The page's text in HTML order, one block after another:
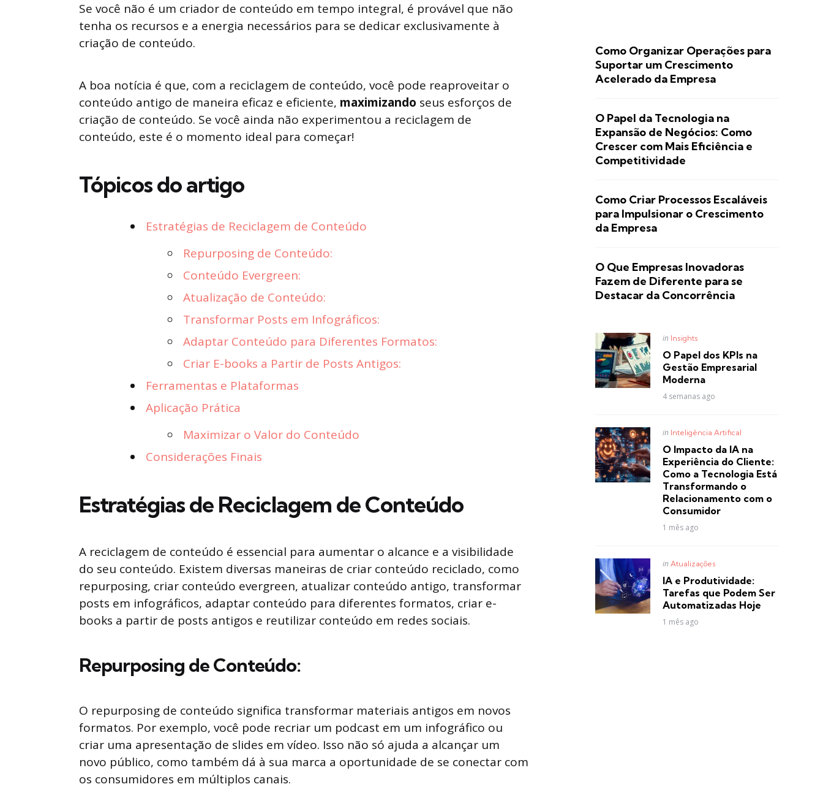
Se você não é um criador de conteúdo em tempo integral, é provável que não
tenha os recursos e a energia necessários para se dedicar exclusivamente à
criação de conteúdo.
A boa notícia é que, com a reciclagem de conteúdo, você pode reaproveitar o
conteúdo antigo de maneira eficaz e eficiente, maximizando seus esforços de
criação de conteúdo. Se você ainda não experimentou a reciclagem de
conteúdo, este é o momento ideal para começar!
Tópicos do artigo
Estratégias de Reciclagem de Conteúdo
Repurposing de Conteúdo:
Conteúdo Evergreen:
Atualização de Conteúdo:
Transformar Posts em Infográficos:
Adaptar Conteúdo para Diferentes Formatos:
Criar E-books a Partir de Posts Antigos:
Ferramentas e Plataformas
Aplicação Prática
Maximizar o Valor do Conteúdo
Considerações Finais
Estratégias de Reciclagem de Conteúdo
A reciclagem de conteúdo é essencial para aumentar o alcance e a visibilidade
do seu conteúdo. Existem diversas maneiras de criar conteúdo reciclado, como
repurposing, criar conteúdo evergreen, atualizar conteúdo antigo, transformar
posts em infográficos, adaptar conteúdo para diferentes formatos, criar e-
books a partir de posts antigos e reutilizar conteúdo em redes sociais.
Repurposing de Conteúdo:
O repurposing de conteúdo significa transformar materiais antigos em novos
formatos. Por exemplo, você pode recriar um podcast em um infográfico ou
criar uma apresentação de slides em vídeo. Isso não só ajuda a alcançar um
novo público, como também dá à sua marca a oportunidade de se conectar com
os consumidores em múltiplos canais.
Como Organizar Operações para
Suportar um Crescimento
Acelerado da Empresa
O Papel da Tecnologia na
Expansão de Negócios: Como
Crescer com Mais Eficiência e
Competitividade
Como Criar Processos Escaláveis
para Impulsionar o Crescimento
da Empresa
O Que Empresas Inovadoras
Fazem de Diferente para se
Destacar da Concorrência
Posted
in Insights
O Papel dos KPIs na
Gestão Empresarial
Moderna
4 semanas ago
Posted
in Inteligência Artifical
O Impacto da IA na
Experiência do Cliente:
Como a Tecnologia Está
Transformando o
Relacionamento com o
Consumidor
1 mês ago
Posted
in Atualizações
IA e Produtividade:
Tarefas que Podem Ser
Automatizadas Hoje
1 mês ago